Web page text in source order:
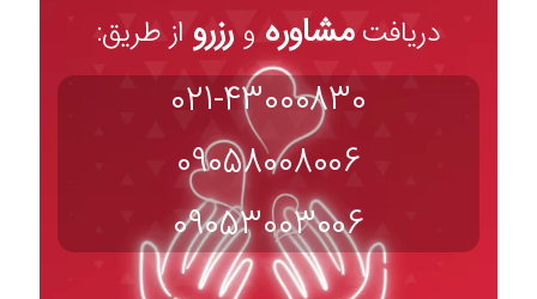
دریافتمشاوره و رزرو از طریق:
021-43000830
09058008006
09053003006